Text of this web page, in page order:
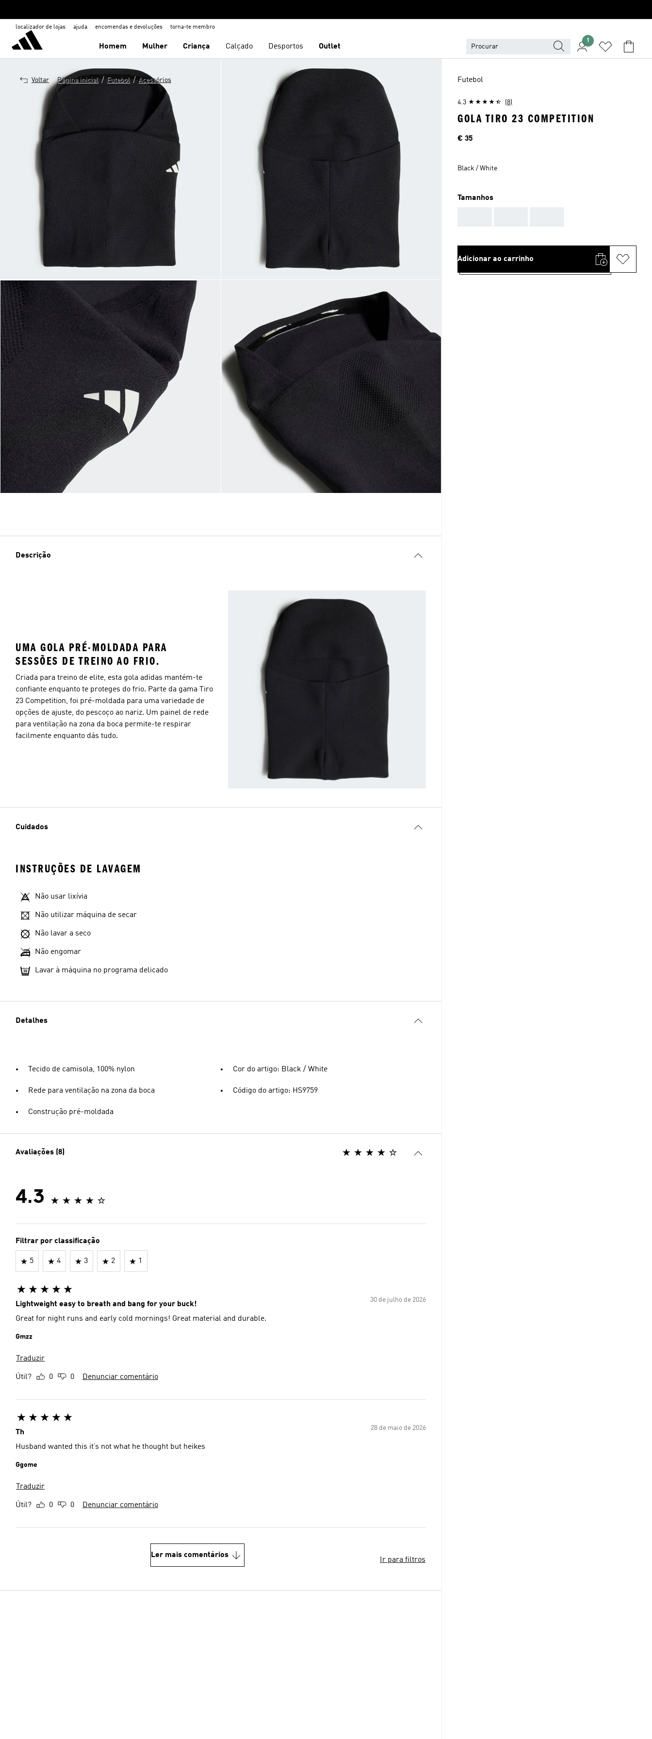
localizador de lojas ajuda encomendas e devoluções torna-te membro
Homem Mulher Criança Calçado Desportos Outlet
1
Voltar Página inicial / Futebol / Acessórios
Descrição
UMA GOLA PRÉ-MOLDADA PARA
SESSÕES DE TREINO AO FRIO.
Criada para treino de elite, esta gola adidas mantém-te
confiante enquanto te proteges do frio. Parte da gama Tiro
23 Competition, foi pré-moldada para uma variedade de
opções de ajuste, do pescoço ao nariz. Um painel de rede
para ventilação na zona da boca permite-te respirar
facilmente enquanto dás tudo.
Cuidados
INSTRUÇÕES DE LAVAGEM
Não usar lixívia
Não utilizar máquina de secar
Não lavar a seco
Não engomar
Lavar à máquina no programa delicado
Detalhes
Tecido de camisola, 100% nylon
Rede para ventilação na zona da boca
Construção pré-moldada
Cor do artigo: Black / White
Código do artigo: HS9759
Avaliações (8)
4.3
Filtrar por classificação
5 4 3 2 1
30 de julho de 2026
Lightweight easy to breath and bang for your buck!
Great for night runs and early cold mornings! Great material and durable.
Gmzz
Traduzir
Útil? 0 0 Denunciar comentário
28 de maio de 2026
Th
Husband wanted this it’s not what he thought but heikes
Ggome
Traduzir
Útil? 0 0 Denunciar comentário
Ler mais comentários
Ir para filtros
Futebol
4.3 (8)
GOLA TIRO 23 COMPETITION
Preço
€ 35
Black / White
Tamanhos
Adicionar ao carrinho